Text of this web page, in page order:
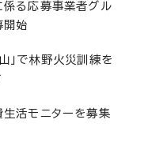
係る応募事業者グル
開始
」で林野火災訓練を
生活モニターを募集